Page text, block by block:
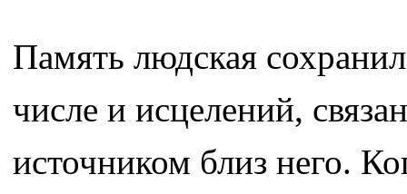
Память людская
числе и исцелений,
источником близ него.